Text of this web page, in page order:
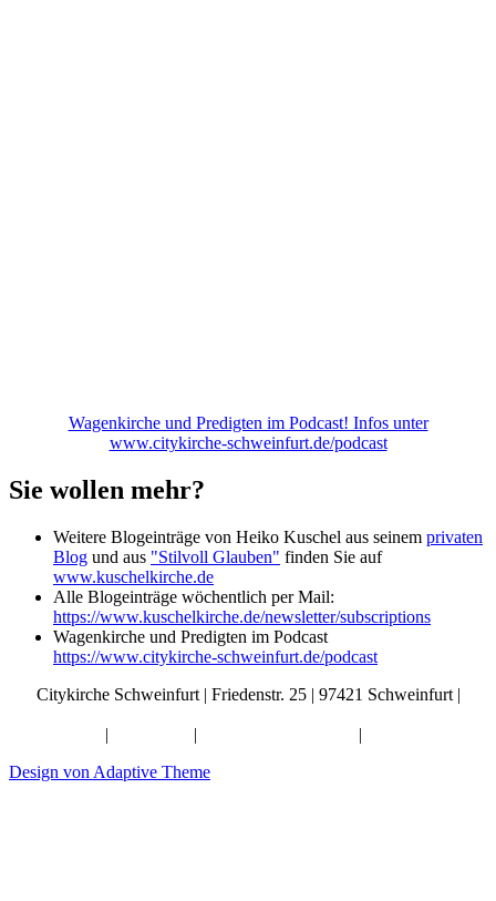
Wagenkirche und Predigten im Podcast! Infos unter
www.citykirche-schweinfurt.de/podcast
Sie wollen mehr?
Weitere Blogeinträge von Heiko Kuschel aus seinem privaten
Blog und aus "Stilvoll Glauben" finden Sie auf
www.kuschelkirche.de
Alle Blogeinträge wöchentlich per Mail:
https://www.kuschelkirche.de/newsletter/subscriptions
Wagenkirche und Predigten im Podcast
https://www.citykirche-schweinfurt.de/podcast
Citykirche Schweinfurt | Friedenstr. 25 | 97421 Schweinfurt |
| | |
Design von Adaptive Theme